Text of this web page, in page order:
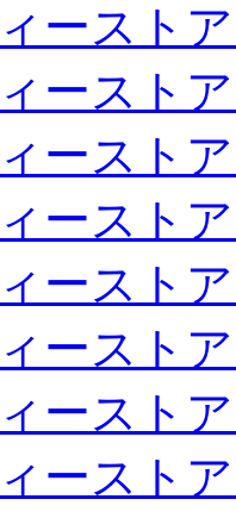
ースト
ースト
ースト
ースト
ースト
ースト
ースト
ースト